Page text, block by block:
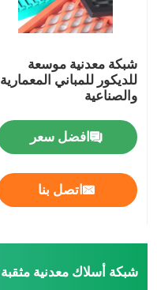
شبكة معدنية موسعة
للديكور للمباني المعمارية
والصناعية
افضل سعر
اتصل بنا
شبكة أسلاك معدنية مثقبة